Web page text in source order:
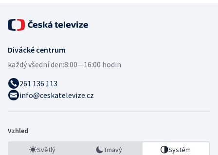
Divácké centrum
každý všední den:8:00—16:00 hodin
261 136 113
info@ceskatelevize.cz
Vzhled
Světlý Tmavý Systém